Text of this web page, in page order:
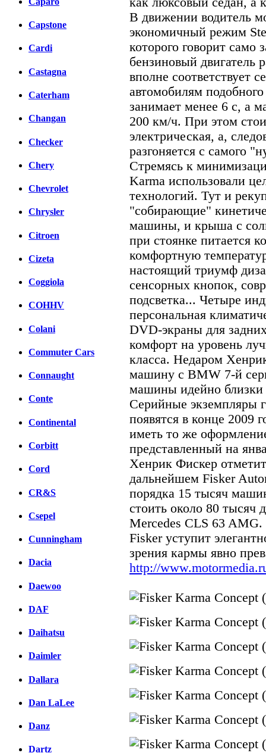
Capstone
Cardi
Castagna
Caterham
Changan
Checker
Chery
Chevrolet
Chrysler
Citroen
Cizeta
Coggiola
COHHV
Colani
Commuter Cars
Connaught
Conte
Continental
Corbitt
Cord
CR&S
Csepel
Cunningham
Dacia
Daewoo
DAF
Daihatsu
Daimler
Dallara
Dan LaLee
Danz
Dartz
В движении водитель
экономичный режим
которого говорит само
бензиновый двигатель
вполне соответствует
автомобилям
занимает менее 6 с, а
200 км/ч. При этом
электрическая, а,
разгоняется с самого
Стремясь к
Karma использовали
технологий. Тут и
"собирающие"
машины, и крыша с
при стоянке питается
комфортную
настоящий триумф
сенсорных кнопок,
подсветка... Четыре
персональная
DVD-экраны для
комфорт на уровень
класса. Недаром
машину с BMW 7-й
машины идейно близки
Серийные экземпляры
появятся в конце 2009
иметь то же
представленный на
Хенрик Фискер
дальнейшем Fisker
порядка 15 тысяч
стоить около 80 тысяч
Mercedes CLS 63
Fisker уступит
зрения кармы явно
http://